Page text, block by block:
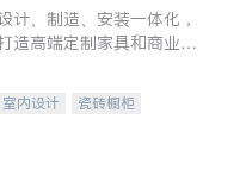
计、制造、安装一体化，
造高端定制家具和商业空
室内设计
瓷砖橱柜